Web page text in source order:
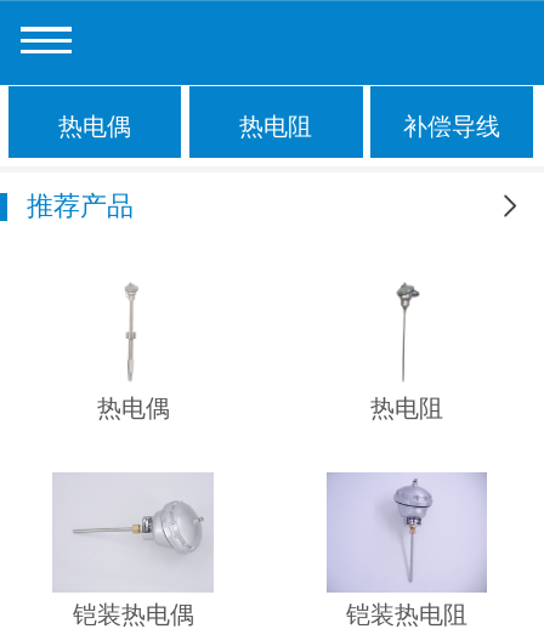
热电偶 热电阻 补偿导线
推荐产品
热电偶 热电阻
铠装热电偶 铠装热电阻